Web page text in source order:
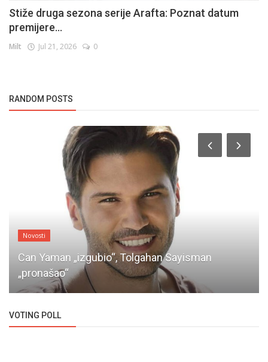
Stiže druga sezona serije Arafta: Poznat datum
premijere...
Milt Jul 21, 2026 0
RANDOM POSTS
Novosti
Can Yaman „izgubio“, Tolgahan Sayisman
„pronašao“
VOTING POLL